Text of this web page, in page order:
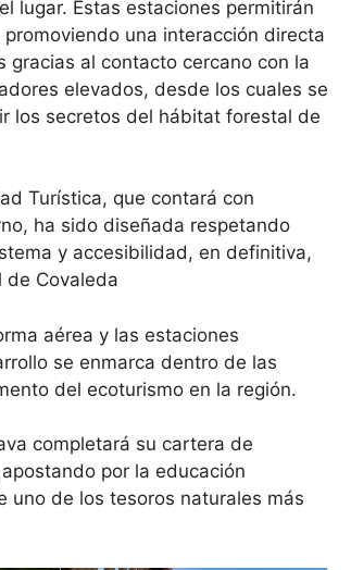
lugar. Estas estaciones permitirán
una interacción directa
gracias al contacto cercano con la
elevados, desde los cuales se
los secretos del hábitat forestal de
Turística, que contará con
ha sido diseñada respetando
y accesibilidad, en definitiva,
de Covaleda
aérea y las estaciones
se enmarca dentro de las
del ecoturismo en la región.
completará su cartera de
por la educación
uno de los tesoros naturales más